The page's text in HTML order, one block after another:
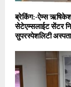
ब्रेकिंग:-ऐम्स
सेटेएम्सलाईट सेंटर
सुपरस्पेशलिटी